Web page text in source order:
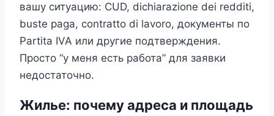
вашу ситуацию: CUD, dichiarazione dei redditi,
buste paga, contratto di lavoro, документы по
Partita IVA или другие подтверждения.
Просто “у меня есть работа” для заявки
недостаточно.
Жилье: почему адреса и площадь